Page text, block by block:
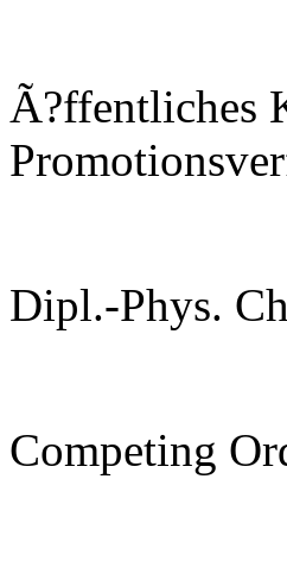
Ã?ffentliches
Dipl.-Phys.
Competing